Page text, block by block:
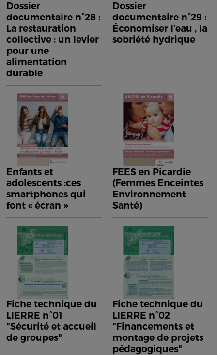
Dossier
documentaire n°28 :
La restauration
collective : un levier
pour une
alimentation
durable
Dossier
documentaire n°29 :
Économiser l’eau , la
sobriété hydrique
Enfants et
adolescents :ces
smartphones qui
font « écran »
FEES en Picardie
(Femmes Enceintes
Environnement
Santé)
Fiche technique du
LIERRE n°01
"Sécurité et accueil
de groupes"
Fiche technique du
LIERRE n°02
"Financements et
montage de projets
pédagogiques"